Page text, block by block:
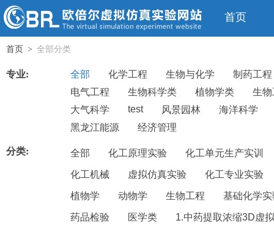
首页
首页 > 全部分类
专业: 全部 化学工程 生物与化学
制药工程
电气工程
生物科学类 植物学类
生
大气科学
test 风景园林
海洋科学
黑龙江能源
经济管理
分类: 全部 化工原理实验 化工单元生产实训
化工机械 虚拟仿真实验 化工专业实验
植物学 动物学 生物工程 基础化学实
药品检验 医学类 1.中药提取浓缩3D虚